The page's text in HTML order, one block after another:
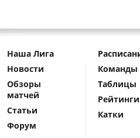
Наша Лига
Новости
Обзоры
матчей
Статьи
Форум
Команды
Таблицы
Рейтинги
Катки